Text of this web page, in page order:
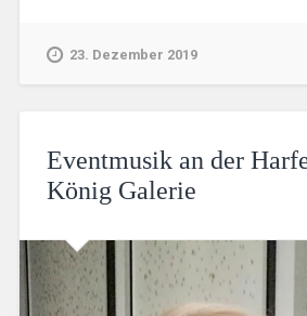
23. Dezember 2019
Eventmusik an der
König Galerie